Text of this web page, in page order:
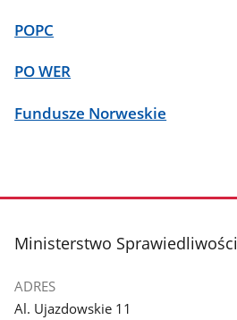
POPC
PO WER
Fundusze Norweskie
stopka
Ministerstwo Sprawiedliwości
ADRES
Al. Ujazdowskie 11